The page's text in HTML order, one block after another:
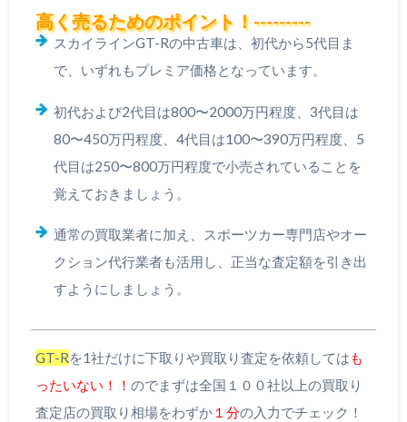
高く売るためのポイント！---------
スカイラインGT-Rの中古車は、初代から5代目ま
で、いずれもプレミア価格となっています。
初代および2代目は800〜2000万円程度、3代目は
80〜450万円程度、4代目は100〜390万円程度、5
代目は250〜800万円程度で小売されていることを
覚えておきましょう。
通常の買取業者に加え、スポーツカー専門店やオー
クション代行業者も活用し、正当な査定額を引き出
すようにしましょう。
GT-Rを1社だけに下取りや買取り査定を依頼してはも
ったいない！！ のでまずは全国１００社以上の買取り
査定店の買取り相場をわずか１分の入力でチェック！